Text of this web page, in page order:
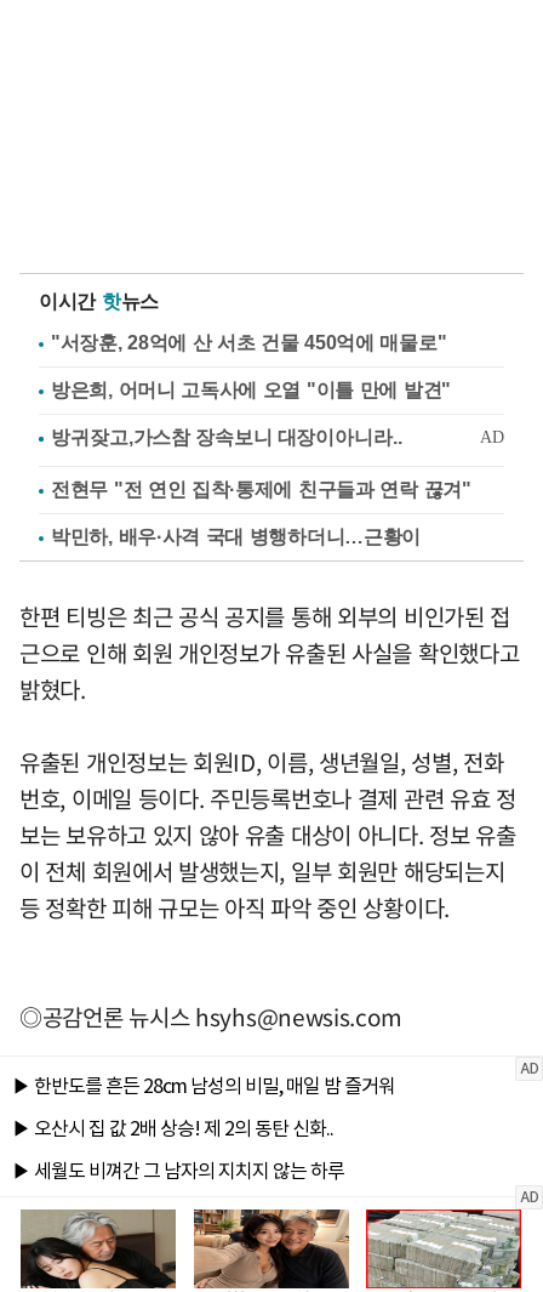
이시간 핫뉴스
"서장훈, 28억에 산 서초 건물 450억에 매물로"
방은희, 어머니 고독사에 오열 "이틀 만에 발견"
전현무 "전 연인 집착·통제에 친구들과 연락 끊겨"
박민하, 배우·사격 국대 병행하더니…근황이
한편 티빙은 최근 공식 공지를 통해 외부의 비인가된 접
근으로 인해 회원 개인정보가 유출된 사실을 확인했다고
밝혔다.
유출된 개인정보는 회원ID, 이름, 생년월일, 성별, 전화
번호, 이메일 등이다. 주민등록번호나 결제 관련 유효 정
보는 보유하고 있지 않아 유출 대상이 아니다. 정보 유출
이 전체 회원에서 발생했는지, 일부 회원만 해당되는지
등 정확한 피해 규모는 아직 파악 중인 상황이다.
◎공감언론 뉴시스hsyhs@newsis.com